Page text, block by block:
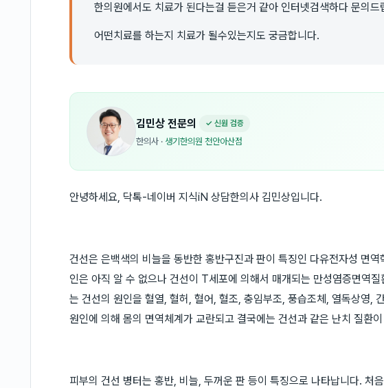
한의원에서도 치료가 된다는걸 듣은거 같아 인터넷검색하다 문의드
어떤치료를 하는지 치료가 될수있는지도 궁금합니다.
김민상 전문의 ✓ 신원 검증
한의사 · 생기한의원 천안아산점
안녕하세요, 닥톡-네이버 지식iN 상담한의사 김민상입니다.
건선은 은백색의 비늘을 동반한 홍반구진과 판이 특징인 다유전자성 면
인은 아직 알 수 없으나 건선이 T세포에 의해서 매개되는 만성염증면역
는 건선의 원인을 혈열, 혈허, 혈어, 혈조, 충임부조, 풍습조체, 열독상영,
원인에 의해 몸의 면역체계가 교란되고 결국에는 건선과 같은 난치 질환
피부의 건선 병터는 홍반, 비늘, 두꺼운 판 등이 특징으로 나타납니다. 처